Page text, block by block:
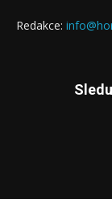
Redakce: